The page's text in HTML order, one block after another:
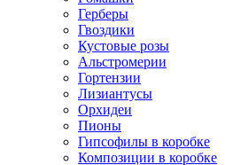
Герберы
Гвоздики
Кустовые розы
Альстромерии
Гортензии
Лизиантусы
Орхидеи
Пионы
Гипсофилы в коробке
Композиции в коробке